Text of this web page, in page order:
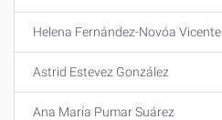
Helena Fernández-Novóa Vicente
Astrid Estevez González
Ana María Pumar Suárez